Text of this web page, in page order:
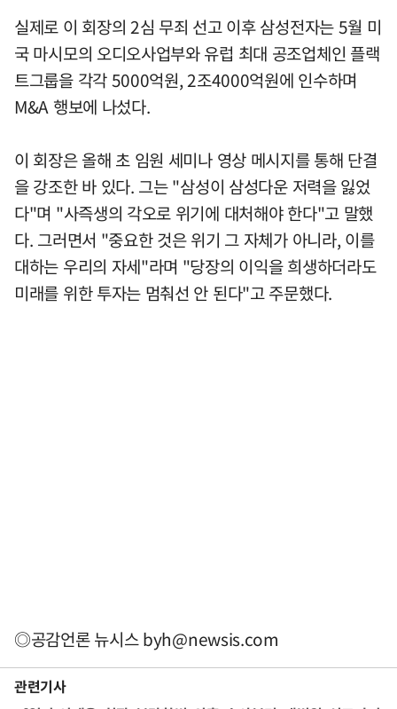
실제로 이 회장의 2심 무죄 선고 이후 삼성전자는 5월 미
국 마시모의 오디오사업부와 유럽 최대 공조업체인 플랙
트그룹을 각각 5000억원, 2조4000억원에 인수하며
M&A 행보에 나섰다.
이 회장은 올해 초 임원 세미나 영상 메시지를 통해 단결
을 강조한 바 있다. 그는 "삼성이 삼성다운 저력을 잃었
다"며 "사즉생의 각오로 위기에 대처해야 한다"고 말했
다. 그러면서 "중요한 것은 위기 그 자체가 아니라, 이를
대하는 우리의 자세"라며 "당장의 이익을 희생하더라도
미래를 위한 투자는 멈춰선 안 된다"고 주문했다.
◎공감언론 뉴시스byh@newsis.com
관련기사